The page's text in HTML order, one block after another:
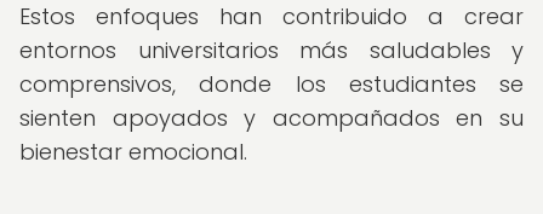
Estos enfoques han contribuido a crear
entornos universitarios más saludables y
comprensivos, donde los estudiantes se
sienten apoyados y acompañados en su
bienestar emocional.